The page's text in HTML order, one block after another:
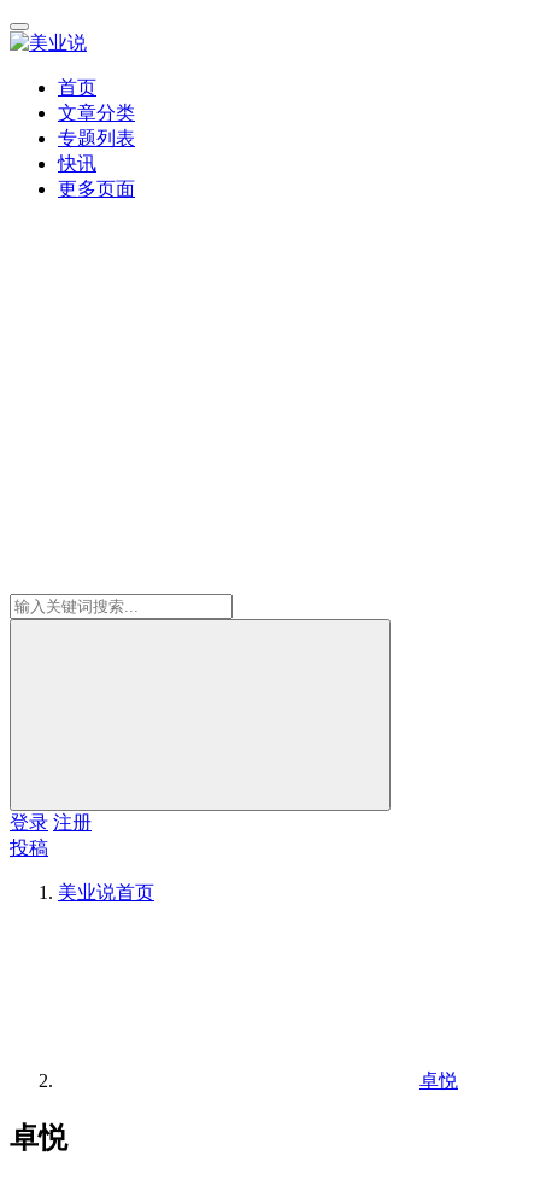
首页
文章分类
专题列表
快讯
更多页面
登录 注册
投稿
美业说首页
卓悦
卓悦